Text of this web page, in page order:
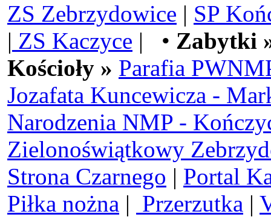
ZS Zebrzydowice | SP
| ZS Kaczyce | • Zabytki
Kościoły » Parafia
Jozafata Kuncewicza -
Narodzenia NMP -
Zielonoświątkowy
Strona Czarnego | Portal
Piłka nożna | Przerzutka |